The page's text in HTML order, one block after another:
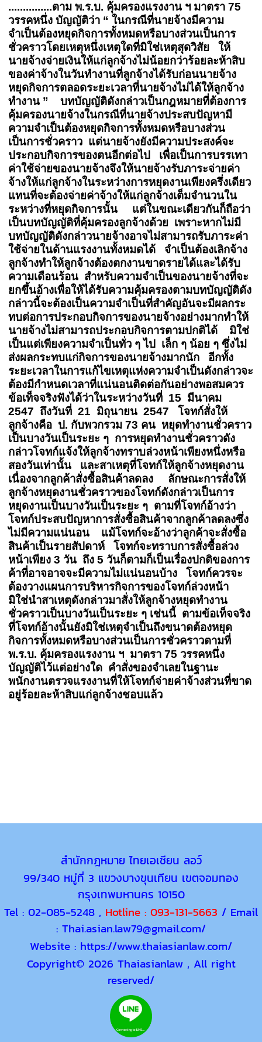
...............ตาม พ.ร.บ. คุ้มครองแรงงาน ฯ มาตรา 75
วรรคหนึ่ง บัญญัติว่า “ ในกรณีที่นายจ้างมีความ
จำเป็นต้องหยุดกิจการทั้งหมดหรือบางส่วนเป็นการ
ชั่วคราวโดยเหตุหนึ่งเหตุใดที่มิใช่เหตุสุดวิสัย ให้
นายจ้างจ่ายเงินให้แก่ลูกจ้างไม่น้อยกว่าร้อยละห้าสิบ
ของค่าจ้างในวันทำงานที่ลูกจ้างได้รับก่อนนายจ้าง
หยุดกิจการตลอดระยะเวลาที่นายจ้างไม่ได้ให้ลูกจ้าง
ทำงาน ” บทบัญญัติดังกล่าวเป็นกฎหมายที่ต้องการ
คุ้มครองนายจ้างในกรณีที่นายจ้างประสบปัญหามี
ความจำเป็นต้องหยุดกิจการทั้งหมดหรือบางส่วน
เป็นการชั่วคราว แต่นายจ้างยังมีความประสงค์จะ
ประกอบกิจการของตนอีกต่อไป เพื่อเป็นการบรรเทา
ค่าใช้จ่ายของนายจ้างจึงให้นายจ้างรับภาระจ่ายค่า
จ้างให้แก่ลูกจ้างในระหว่างการหยุดงานเพียงครึ่งเดียว
แทนที่จะต้องจ่ายค่าจ้างให้แก่ลูกจ้างเต็มจำนวนใน
ระหว่างที่หยุดกิจการนั้น แต่ในขณะเดียวกันก็ถือว่า
เป็นบทบัญญัติที่คุ้มครองลูกจ้างด้วย เพราะหากไม่มี
บทบัญญัติดังกล่าวนายจ้างอาจไม่สามารถรับภาระค่า
ใช้จ่ายในด้านแรงงานทั้งหมดได้ จำเป็นต้องเลิกจ้าง
ลูกจ้างทำให้ลูกจ้างต้องตกงานขาดรายได้และได้รับ
ความเดือนร้อน สำหรับความจำเป็นของนายจ้างที่จะ
ยกขึ้นอ้างเพื่อให้ได้รับความคุ้มครองตามบทบัญญัติดัง
กล่าวนี้จะต้องเป็นความจำเป็นที่สำคัญอันจะมีผลกระ
ทบต่อการประกอบกิจการของนายจ้างอย่างมากทำให้
นายจ้างไม่สามารถประกอบกิจการตามปกติได้ มิใช่
เป็นแต่เพียงความจำเป็นทั่ว ๆ ไป เล็ก ๆ น้อย ๆ ซึ่งไม่
ส่งผลกระทบแก่กิจการของนายจ้างมากนัก อีกทั้ง
ระยะเวลาในการแก้ไขเหตุแห่งความจำเป็นดังกล่าวจะ
ต้องมีกำหนดเวลาที่แน่นอนติดต่อกันอย่างพอสมควร
ข้อเท็จจริงฟังได้ว่าในระหว่างวันที่ 15 มีนาคม
2547 ถึงวันที่ 21 มิถุนายน 2547 โจทก์สั่งให้
ลูกจ้างคือ ป. กับพวกรวม 73 คน หยุดทำงานชั่วคราว
เป็นบางวันเป็นระยะ ๆ การหยุดทำงานชั่วคราวดัง
กล่าวโจทก์แจ้งให้ลูกจ้างทราบล่วงหน้าเพียงหนึ่งหรือ
สองวันเท่านั้น และสาเหตุที่โจทก์ให้ลูกจ้างหยุดงาน
เนื่องจากลูกค้าสั่งซื้อสินค้าลดลง ลักษณะการสั่งให้
ลูกจ้างหยุดงานชั่วคราวของโจทก์ดังกล่าวเป็นการ
หยุดงานเป็นบางวันเป็นระยะ ๆ ตามที่โจทก์อ้างว่า
โจทก์ประสบปัญหาการสั่งซื้อสินค้าจากลูกค้าลดลงซึ่ง
ไม่มีความแน่นอน แม้โจทก์จะอ้างว่าลูกค้าจะสั่งซื้อ
สินค้าเป็นรายสัปดาห์ โจทก์จะทราบการสั่งซื้อล่วง
หน้าเพียง 3 วัน ถึง 5 วันก็ตามก็เป็นเรื่องปกติของการ
ค้าที่อาจอาจจะมีความไม่แน่นอนบ้าง โจทก์ควรจะ
ต้องวางแผนการบริหารกิจการของโจทก์ล่วงหน้า
มิใช่นำสาเหตุดังกล่าวมาสั่งให้ลูกจ้างหยุดทำงาน
ชั่วคราวเป็นบางวันเป็นระยะ ๆ เช่นนี้ ตามข้อเท็จจริง
ที่โจทก์อ้างนั้นยังมิใช่เหตุจำเป็นถึงขนาดต้องหยุด
กิจการทั้งหมดหรือบางส่วนเป็นการชั่วคราวตามที่
พ.ร.บ. คุ้มครองแรงงาน ฯ มาตรา 75 วรรคหนึ่ง
บัญญัติไว้แต่อย่างใด คำสั่งของจำเลยในฐานะ
พนักงานตรวจแรงงานที่ให้โจทก์จ่ายค่าจ้างส่วนที่ขาด
อยู่ร้อยละห้าสิบแก่ลูกจ้างชอบแล้ว
สำนักกฎหมาย ไทยเอเชียน ลอว์
99/340 หมู่ที่ 3 แขวงบางขุนเทียน เขตจอมทอง
กรุงเทพมหานคร 10150
Tel : 02-085-5248 , Hotline : 093-131-5663 / Email
: Thai.asian.law79@gmail.com/
Website : https://www.thaiasianlaw.com/
Copyright© 2026 Thaiasianlaw , All right
reserved/